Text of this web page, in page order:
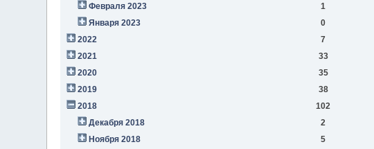
Февраля 2023
1
Января 2023
0
2022
7
2021
33
2020
35
2019
38
2018
102
Декабря 2018
2
Ноября 2018
5